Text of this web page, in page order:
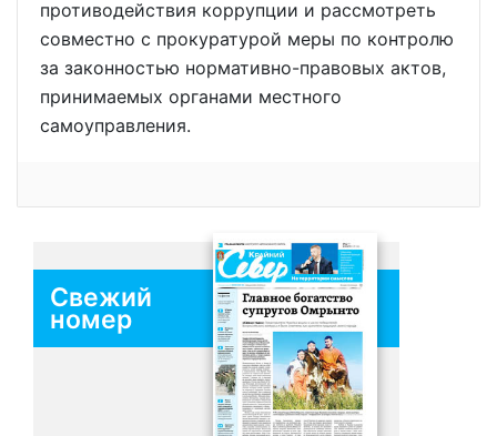
противодействия коррупции и рассмотреть
совместно с прокуратурой меры по контролю
за законностью нормативно-правовых актов,
принимаемых органами местного
самоуправления.
Свежий
номер